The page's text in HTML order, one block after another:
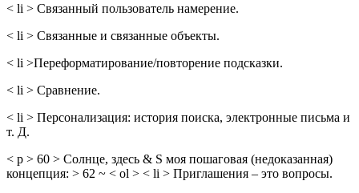
< li > Связанный пользователь намерение.
< li > Связанные и связанные объекты.
< li >Переформатирование/повторение подсказки.
< li > Сравнение.
< li > Персонализация: история поиска, электронные письма и
т. Д.
< p > 60 > Солнце, здесь & S моя пошаговая (недоказанная)
концепция: > 62 ~ < ol > < li > Приглашения – это вопросы.